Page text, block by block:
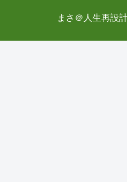
まさ＠人生再設